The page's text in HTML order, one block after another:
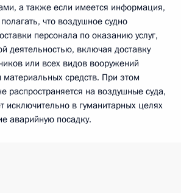
а также если имеется информация,
что воздушное судно
персонала по оказанию услуг,
деятельностью, включая доставку
или всех видов вооружений
средств. При этом
распространяется на воздушные суда,
в гуманитарных целях
аварийную посадку.